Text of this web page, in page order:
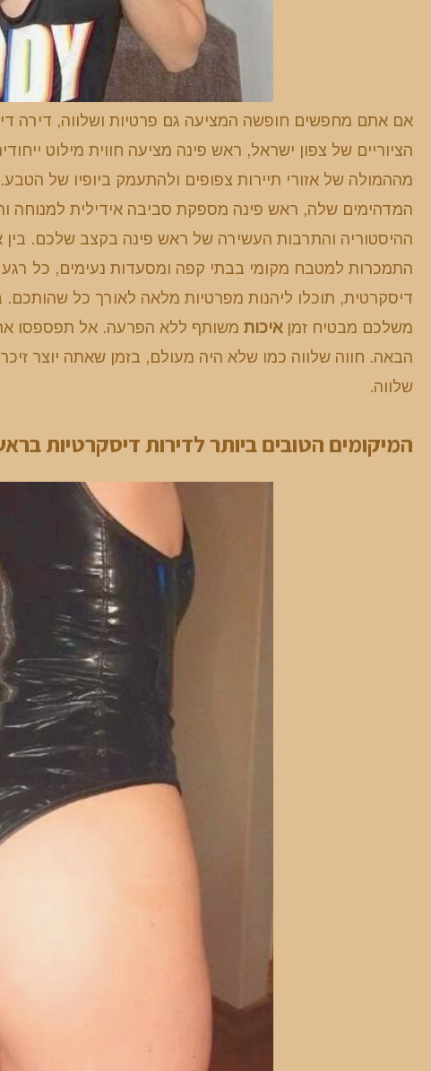
אם אתם מחפשים חופשה המציעה גם פרטיות ושלווה, דירה
הציוריים של צפון ישראל, ראש פינה מציעה חווית מילוט
מההמולה של אזורי תיירות צפופים ולהתעמק ביופיו של
המדהימים שלה, ראש פינה מספקת סביבה אידילית למנוחה
ההיסטוריה והתרבות העשירה של ראש פינה בקצב שלכם. בין
התמכרות למטבח מקומי בבתי קפה ומסעדות נעימים, כל
דיסקרטית, תוכלו ליהנות מפרטיות מלאה לאורך כל
משלכם מבטיח זמןאיכות משותף ללא הפרעה. אל תפספסו
הבאה. חווה שלווה כמו שלא היה מעולם, בזמן שאתה יוצר
שלווה.
המיקומים הטובים ביותר לדירות דיסקרטיות